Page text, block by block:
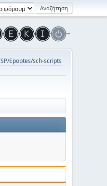
Epoptes/sch-scripts